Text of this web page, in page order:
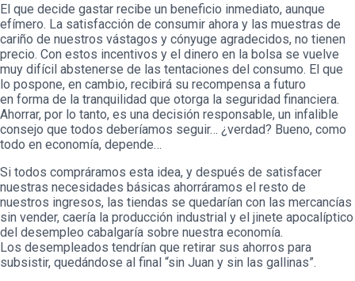
El que decide gastar recibe un beneficio inmediato, aunque
efímero. La satisfacción de consumir ahora y las muestras de
cariño de nuestros vástagos y cónyuge agradecidos, no tienen
precio. Con estos incentivos y el dinero en la bolsa se vuelve
muy difícil abstenerse de las tentaciones del consumo. El que
lo pospone, en cambio, recibirá su recompensa a futuro
en forma de la tranquilidad que otorga la seguridad financiera.
Ahorrar, por lo tanto, es una decisión responsable, un infalible
consejo que todos deberíamos seguir… ¿verdad? Bueno, como
todo en economía, depende…
Si todos compráramos esta idea, y después de satisfacer
nuestras necesidades básicas ahorráramos el resto de
nuestros ingresos, las tiendas se quedarían con las mercancías
sin vender, caería la producción industrial y el jinete apocalíptico
del desempleo cabalgaría sobre nuestra economía.
Los desempleados tendrían que retirar sus ahorros para
subsistir, quedándose al final “sin Juan y sin las gallinas”.